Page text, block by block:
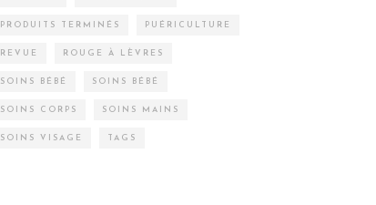
PRODUITS TERMINÉS PUÉRICULTURE
REVUE ROUGE À LÈVRES
SOINS BÉBÉ SOINS BÉBÉ
SOINS CORPS SOINS MAINS
SOINS VISAGE TAGS